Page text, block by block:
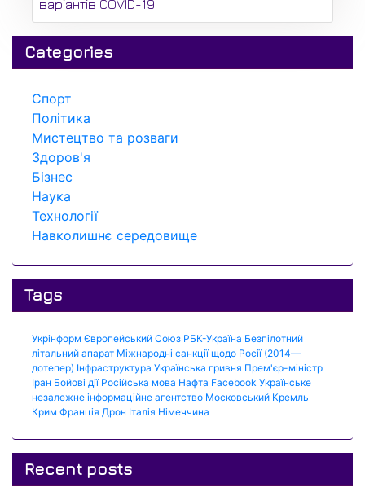
варіантів COVID-19.
Categories
Спорт
Політика
Мистецтво та розваги
Здоров'я
Бізнес
Наука
Технології
Навколишнє середовище
Tags
Укрінформ Європейський Союз РБК-Україна Безпілотний
літальний апарат Міжнародні санкції щодо Росії (2014—
дотепер) Інфраструктура Українська гривня Прем'єр-міністр
Іран Бойові дії Російська мова Нафта Facebook Українське
незалежне інформаційне агентство Московський Кремль
Крим Франція Дрон Італія Німеччина
Recent posts